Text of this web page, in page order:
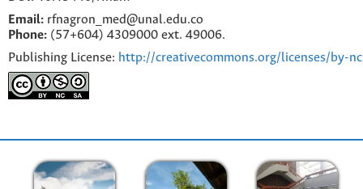
Email: rfnagron_med@unal.edu.co
Phone: (57+604) 4309000 ext. 49006.
Publishing License: http://creativecommons.org/licenses/by-